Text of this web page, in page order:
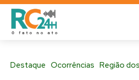
Destaque Ocorrências Região